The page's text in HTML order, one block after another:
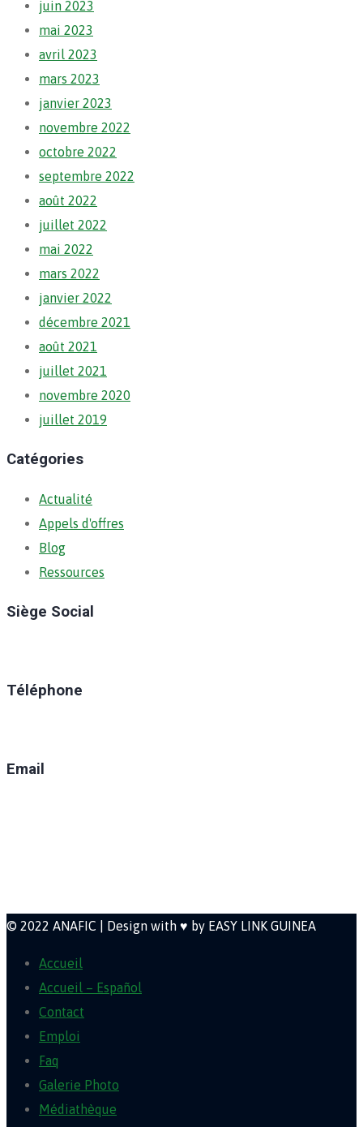
juin 2023
mai 2023
avril 2023
mars 2023
janvier 2023
novembre 2022
octobre 2022
septembre 2022
août 2022
juillet 2022
mai 2022
mars 2022
janvier 2022
décembre 2021
août 2021
juillet 2021
novembre 2020
juillet 2019
Catégories
Actualité
Appels d'offres
Blog
Ressources
Siège Social
Téléphone
Email
© 2022 ANAFIC | Design with ♥ by EASY LINK GUINEA
Accueil
Accueil – Español
Contact
Emploi
Faq
Galerie Photo
Médiathèque